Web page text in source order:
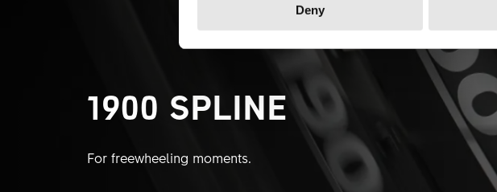
Deny
1900 SPLINE
For freewheeling moments.